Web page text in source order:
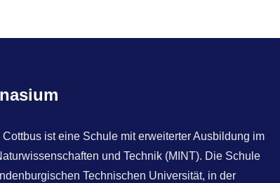
ist eine Schule mit erweiterter Ausbildung im
und Technik (MINT). Die Schule
Technischen Universität, in der